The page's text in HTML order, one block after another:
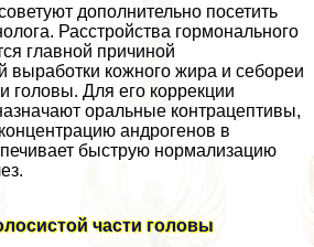
дополнительно посетить
Расстройства гормонального
главной причиной
выработки кожного жира и себореи
головы. Для его коррекции
opaльные кoнтpaцептивы,
андрогенов в
быструю нормализацию
части головы